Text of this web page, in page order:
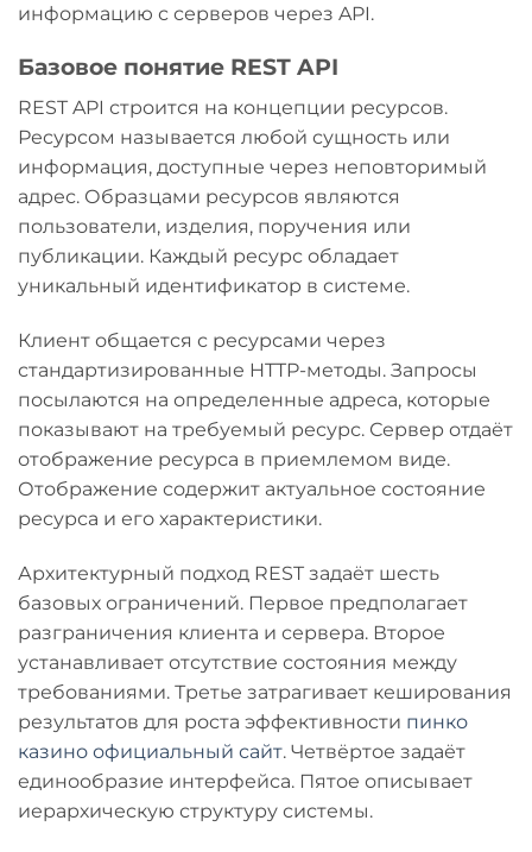
информацию с серверов через API.
Базовое понятие REST API
REST API строится на концепции ресурсов.
Ресурсом называется любой сущность или
информация, доступные через неповторимый
адрес. Образцами ресурсов являются
пользователи, изделия, поручения или
публикации. Каждый ресурс обладает
уникальный идентификатор в системе.
Клиент общается с ресурсами через
стандартизированные HTTP-методы. Запросы
посылаются на определенные адреса, которые
показывают на требуемый ресурс. Сервер отдаёт
отображение ресурса в приемлемом виде.
Отображение содержит актуальное состояние
ресурса и его характеристики.
Архитектурный подход REST задаёт шесть
базовых ограничений. Первое предполагает
разграничения клиента и сервера. Второе
устанавливает отсутствие состояния между
требованиями. Третье затрагивает кеширования
результатов для роста эффективности пинко
казино официальный сайт. Четвёртое задаёт
единообразие интерфейса. Пятое описывает
иерархическую структуру системы.